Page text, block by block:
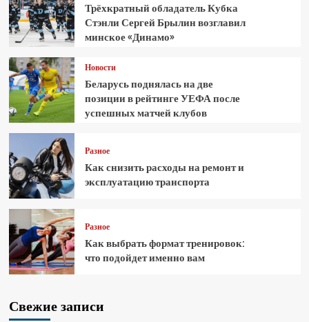
Трёхкратный обладатель Кубка
Стэнли Сергей Брылин возглавил
минское «Динамо»
Новости
Беларусь поднялась на две
позиции в рейтинге УЕФА после
успешных матчей клубов
Разное
Как снизить расходы на ремонт и
эксплуатацию транспорта
Разное
Как выбрать формат тренировок:
что подойдет именно вам
Свежие записи